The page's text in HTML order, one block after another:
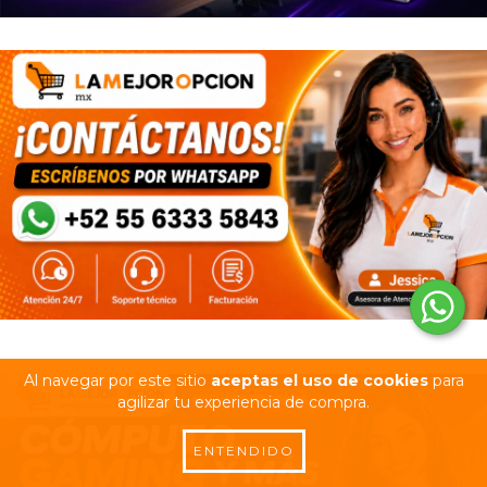
Al navegar por este sitio aceptas el uso de cookiespara
agilizar tu experiencia de compra.
ENTENDIDO